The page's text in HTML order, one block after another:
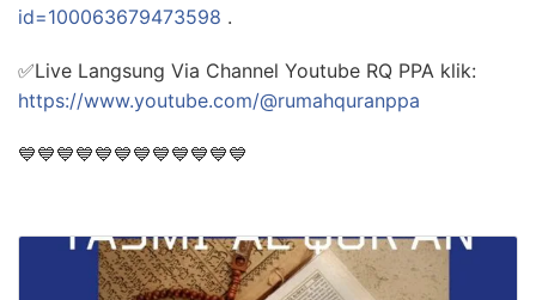
id=100063679473598 .
✅Live Langsung Via Channel Youtube RQ PPA klik:
https://www.youtube.com/@rumahquranppa
💙💙💙💙💙💙💙💙💙💙💙💙